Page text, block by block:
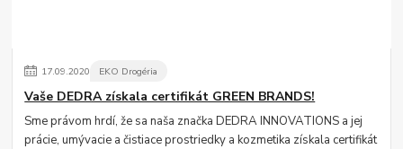
17.09.2020 EKO Drogéria
Vaše DEDRA získala certifikát GREEN BRANDS!
Sme právom hrdí, že sa naša značka DEDRA INNOVATIONS a jej
prácie, umývacie a čistiace prostriedky a kozmetika získala certifikát